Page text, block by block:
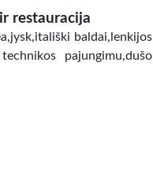
restauracija
baldai,lenkijos
pajungimu,dušo